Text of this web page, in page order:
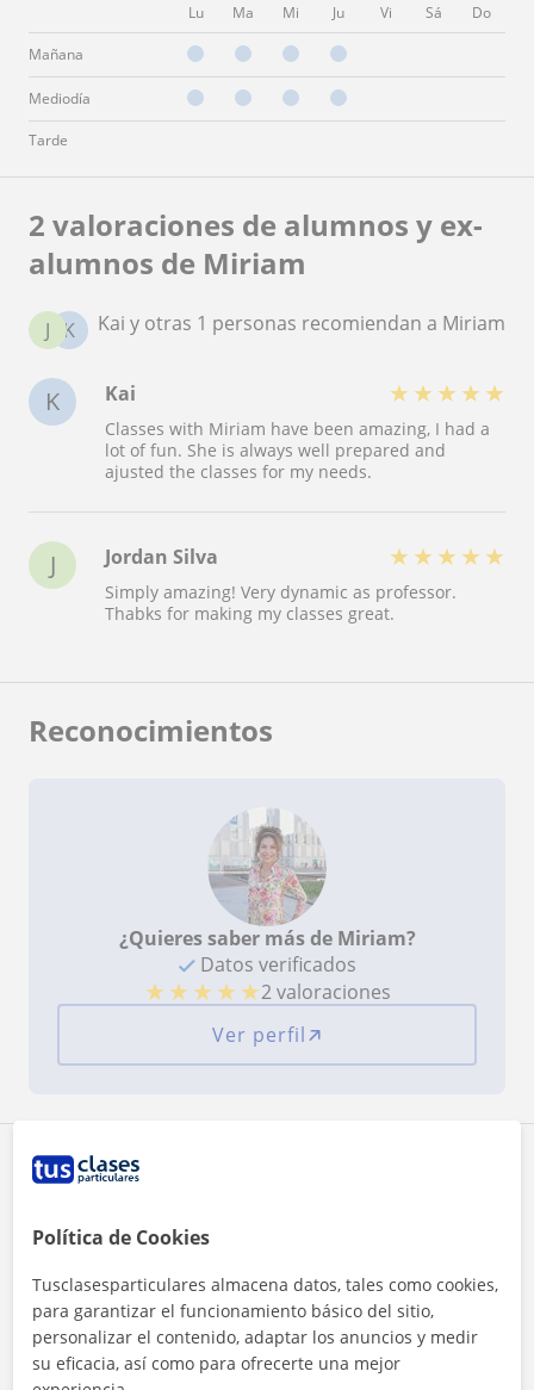
Lu Ma Mi Ju Vi Sá Do
Mañana
Mediodía
Tarde
2 valoraciones de alumnos y ex-
alumnos de Miriam
K
J Kai y otras 1 personas recomiendan a Miriam
K Kai ★ ★ ★ ★ ★
Classes with Miriam have been amazing, I had a
lot of fun. She is always well prepared and
ajusted the classes for my needs.
J Jordan Silva ★ ★ ★ ★ ★
Simply amazing! Very dynamic as professor.
Thabks for making my classes great.
Reconocimientos
¿Quieres saber más de Miriam?
Datos verificados
★ ★ ★ ★ ★2 valoraciones
Ver perfil
Zona de Miriam
Localidades a las que se desplaza para dar clase
Barcelona (Ciudad)
+ −
Política de Cookies
Tusclasesparticulares almacena datos, tales como cookies,
para garantizar el funcionamiento básico del sitio,
personalizar el contenido, adaptar los anuncios y medir
su eficacia, así como para ofrecerte una mejor